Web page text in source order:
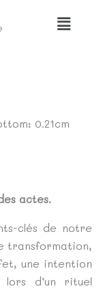
Menu
0.21cm
actes.
clés de notre
transformation,
une intention
d’un rituel